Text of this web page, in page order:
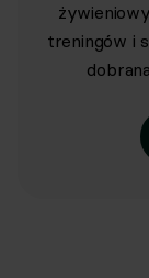
treningów i